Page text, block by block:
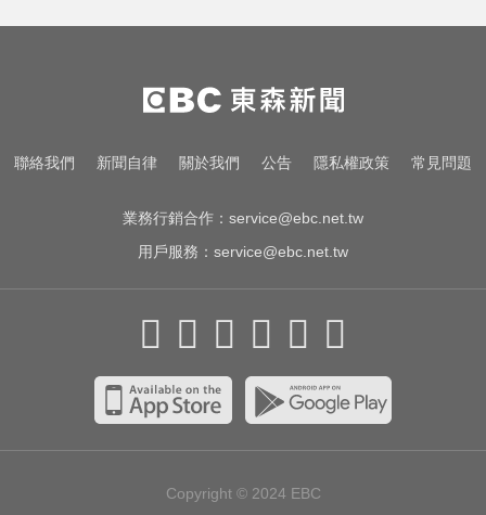
「玉山人壽」
愛玩車／700匹馬力！奧斯頓馬丁
DB12 S登場
尼斯湖水怪又現身！遊湖拍到「神
聯絡我們 新聞自律 關於我們 公告 隱私權政策 常見問題
業務行銷合作： service@ebc.net.tw
用戶服務： service@ebc.net.tw
Copyright © 2024 EBC